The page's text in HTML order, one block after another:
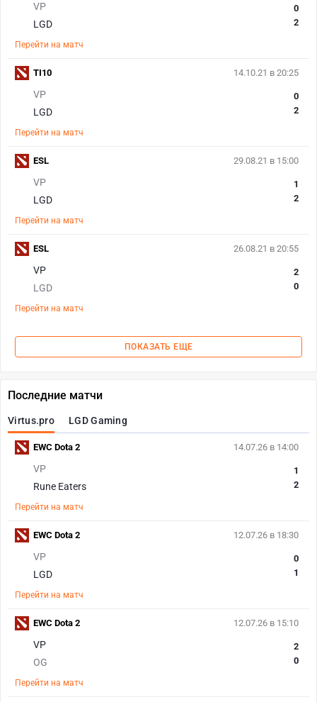
VP
LGD
0
2
Перейти на матч
14.10.21 в 20:25
VP
LGD
0
2
Перейти на матч
TI10
29.08.21 в 15:00
VP
LGD
1
2
Перейти на матч
ESL
26.08.21 в 20:55
VP
LGD
2
0
Перейти на матч
ESL
ПОКАЗАТЬ ЕЩЕ
Последние матчи
Virtus.pro LGD Gaming
14.07.26 в 14:00
VP
Rune Eaters
1
2
Перейти на матч
EWC Dota 2
12.07.26 в 18:30
VP
LGD
0
1
Перейти на матч
EWC Dota 2
12.07.26 в 15:10
VP
OG
2
0
Перейти на матч
EWC Dota 2